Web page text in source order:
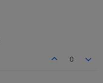
0